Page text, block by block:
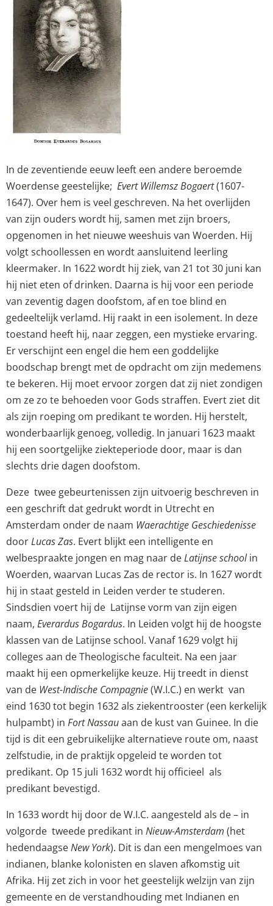
In de zeventiende eeuw leeft een andere beroemde
Woerdense geestelijke; Evert Willemsz Bogaert(1607-
1647). Over hem is veel geschreven. Na het overlijden
van zijn ouders wordt hij, samen met zijn broers,
opgenomen in het nieuwe weeshuis van Woerden. Hij
volgt schoollessen en wordt aansluitend leerling
kleermaker. In 1622 wordt hij ziek, van 21 tot 30 juni kan
hij niet eten of drinken. Daarna is hij voor een periode
van zeventig dagen doofstom, af en toe blind en
gedeeltelijk verlamd. Hij raakt in een isolement. In deze
toestand heeft hij, naar zeggen, een mystieke ervaring.
Er verschijnt een engel die hem een goddelijke
boodschap brengt met de opdracht om zijn medemens
te bekeren. Hij moet ervoor zorgen dat zij niet zondigen
om ze zo te behoeden voor Gods straffen. Evert ziet dit
als zijn roeping om predikant te worden. Hij herstelt,
wonderbaarlijk genoeg, volledig. In januari 1623 maakt
hij een soortgelijke ziekteperiode door, maar is dan
slechts drie dagen doofstom.
Deze twee gebeurtenissen zijn uitvoerig beschreven in
een geschrift dat gedrukt wordt in Utrecht en
Amsterdam onder de naam Waerachtige Geschiedenisse
doorLucas Zas. Evert blijkt een intelligente en
welbespraakte jongen en mag naar deLatijnse schoolin
Woerden, waarvan Lucas Zas de rector is. In 1627 wordt
hij in staat gesteld in Leiden verder te studeren.
Sindsdien voert hij de Latijnse vorm van zijn eigen
naam, Everardus Bogardus. In Leiden volgt hij de hoogste
klassen van de Latijnse school. Vanaf 1629 volgt hij
colleges aan de Theologische faculteit. Na een jaar
maakt hij een opmerkelijke keuze. Hij treedt in dienst
van de West-Indische Compagnie(W.I.C.) en werkt van
eind 1630 tot begin 1632 als ziekentrooster (een kerkelijk
hulpambt) in Fort Nassauaan de kust van Guinee. In die
tijd is dit een gebruikelijke alternatieve route om, naast
zelfstudie, in de praktijk opgeleid te worden tot
predikant. Op 15 juli 1632 wordt hij officieel als
predikant bevestigd.
In 1633 wordt hij door de W.I.C. aangesteld als de – in
volgorde tweede predikant in Nieuw-Amsterdam (het
hedendaagseNew York). Dit is dan een mengelmoes van
indianen, blanke kolonisten en slaven afkomstig uit
Afrika. Hij zet zich in voor het geestelijk welzijn van zijn
gemeente en de verstandhouding met Indianen en